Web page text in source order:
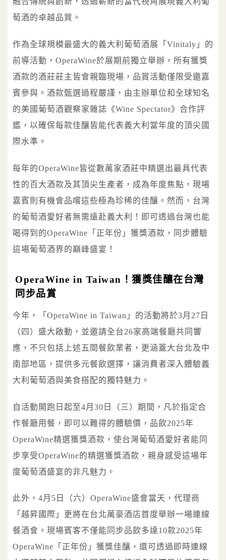
萄酒的卓越品質。
作為全球規模最盛大的義大利葡萄酒展「Vinitaly」的
前導活動，OperaWine於展期前獨立舉辦，所有獲獎
酒款的酒莊莊主皆會親臨現場，品賞活動僅限受邀嘉
賓參與。酒款甄選過程嚴謹，由主辦單位和全球知名
的美國葡萄酒觀察家雜誌《Wine Spectator》合作評
鑑，以確保每款佳釀皆能代表義大利當年度的頂尖國
際水準。
每年的OperaWine皆從數萬家酒莊中精選出最具代表
性的百大酒款及其頂尖生產者，成為年度焦點，現場
嘉賓則有機會品嚐這些極為珍稀的佳釀。然而，台灣
的葡萄酒愛好者無需遠赴義大利！即可透過台灣也能
喝得到的OperaWine「正年份」獲獎酒款，同步體驗
這場葡萄酒界的巔峰盛宴！
OperaWine in Taiwan！獲獎佳釀在台灣
同步品賞
今年，「OperaWine in Taiwan」的活動將於3月27日
（四）盛大啟動，並邀請全台26家高端餐廳共同響
應，不只包括上述五間餐飲業者，更涵蓋大台北及中
南部地區，提供多元餐飲選擇，讓消費者深入體驗義
大利葡萄酒與美食搭配的獨特魅力。
自活動開跑日起至4月30日（三）期間，凡於指定合
作餐廳用餐，即可以難得的體驗價，品飲2025年
OperaWine精選獲獎酒款，使台灣葡萄酒愛好者能同
步享受OperaWine的精選獲獎酒款，親身感受這場年
度葡萄酒盛宴的非凡魅力。
此外，4月5日（六）OperaWine盛會當天，代理商
「越昇國際」更將在台北萬豪酒店首度舉辦一場連線
餐酒會。現場賓客不僅能同步品飲多達10款2025年
OperaWine「正年份」獲獎佳釀，還可透過即時連線